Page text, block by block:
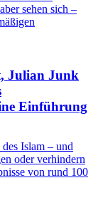
sehen sich –
Julian Junk
Einführung
Islam – und
oder verhindern
von rund 100